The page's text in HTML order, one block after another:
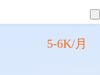
5-6K/月